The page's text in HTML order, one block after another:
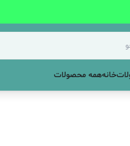
خانههمه محصولات